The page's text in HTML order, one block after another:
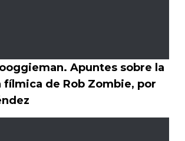
Apuntes sobre la
de Rob Zombie, por